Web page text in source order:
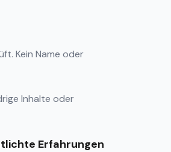
Kein Name oder
Inhalte oder
Erfahrungen